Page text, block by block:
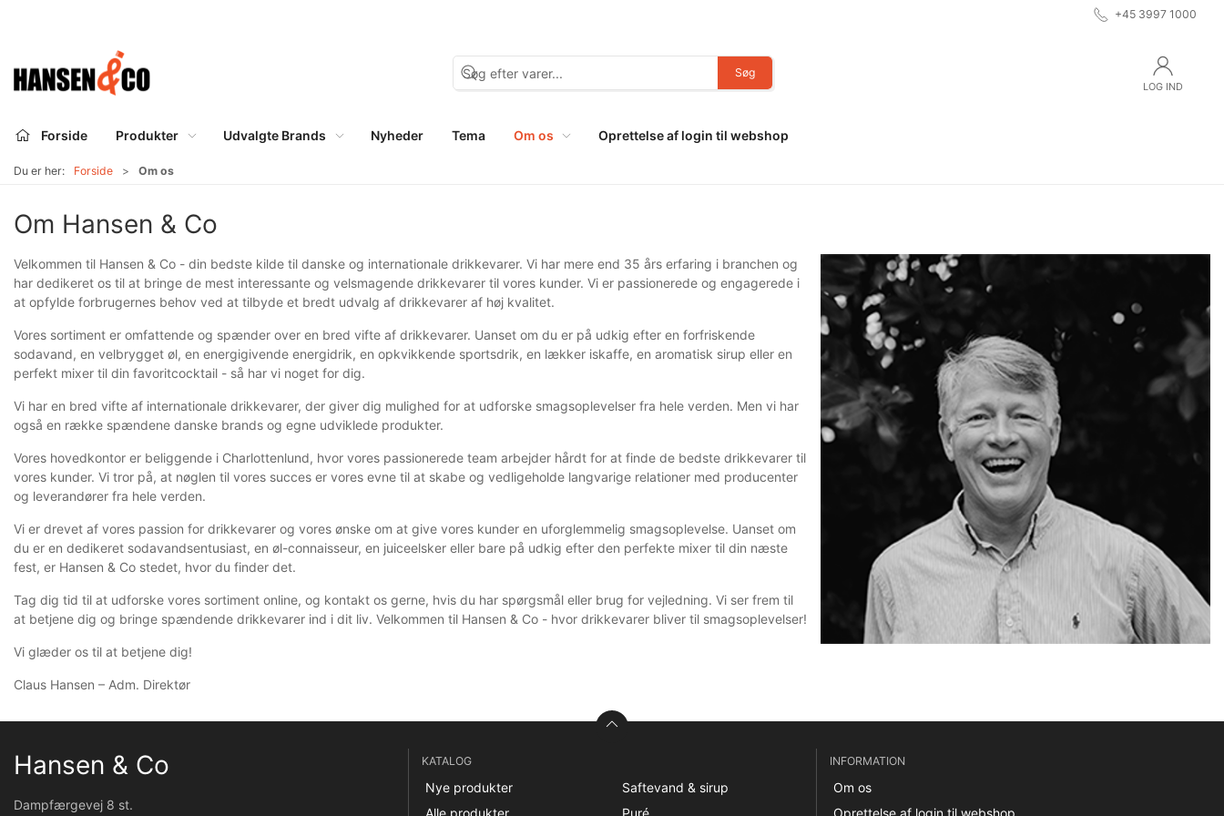
+45 3997 1000
Søg
LOG IND
Forside Produkter Udvalgte Brands Nyheder Tema Om os Oprettelse af login til webshop
Du er her: Forside Om os
Om Hansen & Co
Velkommen til Hansen & Co - din bedste kilde til danske og internationale drikkevarer. Vi har mere end 35 års erfaring i branchen og
har dedikeret os til at bringe de mest interessante og velsmagende drikkevarer til vores kunder. Vi er passionerede og engagerede i
at opfylde forbrugernes behov ved at tilbyde et bredt udvalg af drikkevarer af høj kvalitet.
Vores sortiment er omfattende og spænder over en bred vifte af drikkevarer. Uanset om du er på udkig efter en forfriskende
sodavand, en velbrygget øl, en energigivende energidrik, en opkvikkende sportsdrik, en lækker iskaffe, en aromatisk sirup eller en
perfekt mixer til din favoritcocktail - så har vi noget for dig.
Vi har en bred vifte af internationale drikkevarer, der giver dig mulighed for at udforske smagsoplevelser fra hele verden. Men vi har
også en række spændene danske brands og egne udviklede produkter.
Vores hovedkontor er beliggende i Charlottenlund, hvor vores passionerede team arbejder hårdt for at finde de bedste drikkevarer til
vores kunder. Vi tror på, at nøglen til vores succes er vores evne til at skabe og vedligeholde langvarige relationer med producenter
og leverandører fra hele verden.
Vi er drevet af vores passion for drikkevarer og vores ønske om at give vores kunder en uforglemmelig smagsoplevelse. Uanset om
du er en dedikeret sodavandsentusiast, en øl-connaisseur, en juiceelsker eller bare på udkig efter den perfekte mixer til din næste
fest, er Hansen & Co stedet, hvor du finder det.
Tag dig tid til at udforske vores sortiment online, og kontakt os gerne, hvis du har spørgsmål eller brug for vejledning. Vi ser frem til
at betjene dig og bringe spændende drikkevarer ind i dit liv. Velkommen til Hansen & Co - hvor drikkevarer bliver til smagsoplevelser!
Vi glæder os til at betjene dig!
Claus Hansen – Adm. Direktør
Hansen & Co
Dampfærgevej 8 st.
KATALOG
Nye produkter
Saftevand & sirup
INFORMATION
Om os